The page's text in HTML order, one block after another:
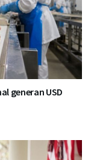
generan USD